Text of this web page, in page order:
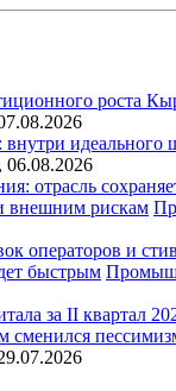
роста
внутри идеального
, 06.08.2026
отрасль
внешним рискам
операторов и
быстрым
за II квартал
сменился